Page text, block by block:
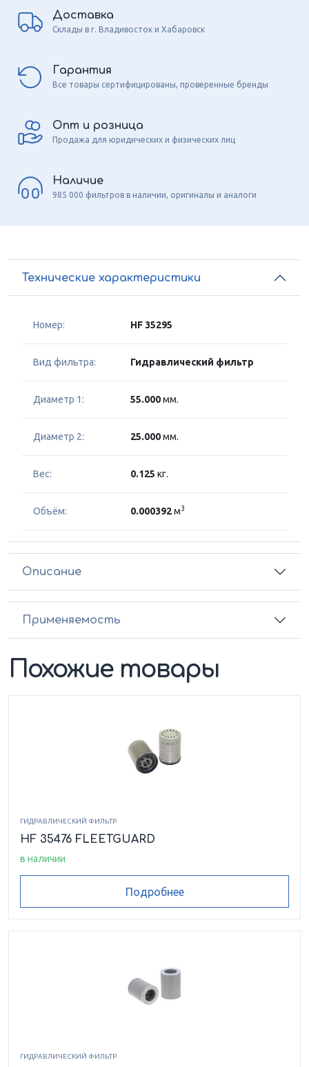
Доставка
Склады в г. Владивосток и Хабаровск
Гарантия
Все товары сертифицированы, проверенные бренды
Опт и розница
Продажа для юридических и физических лиц
Наличие
985 000 фильтров в наличии, оригиналы и аналоги
Технические характеристики
Номер: HF 35295
Вид фильтра: Гидравлический фильтр
Диаметр 1: 55.000мм.
Диаметр 2: 25.000мм.
Вес: 0.125 кг.
Объём: 0.000392м3
Описание
Применяемость
Похожие товары
ГИДРАВЛИЧЕСКИЙ ФИЛЬТР
HF 35476 FLEETGUARD
в наличии
Подробнее
ГИДРАВЛИЧЕСКИЙ ФИЛЬТР